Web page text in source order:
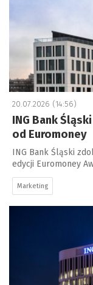
20.07.2026 (14:56)
ING Bank
od Euromoney
ING Bank Śląski
edycji Euromoney
Marketing
a